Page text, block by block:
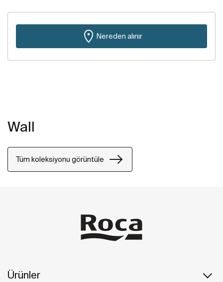
Nereden alınır
Wall
Tüm koleksiyonu görüntüle
Ürünler